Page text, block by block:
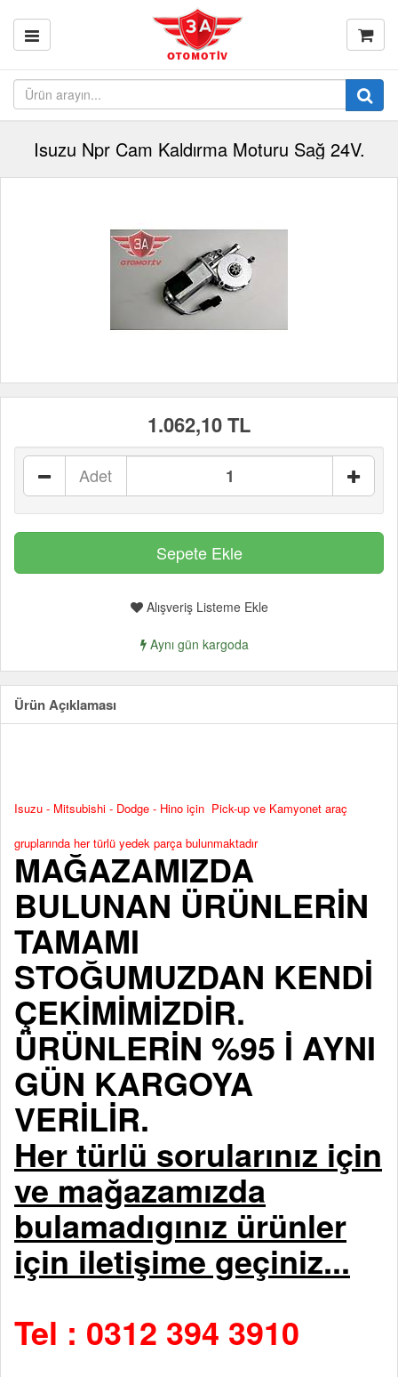
Isuzu Npr Cam Kaldırma Moturu Sağ 24V.
1.062,10 TL
Adet
Alışveriş Listeme Ekle
Aynı gün kargoda
Ürün Açıklaması
Isuzu - Mitsubishi - Dodge - Hino için Pick-up ve Kamyonet araç
gruplarında her türlü yedek parça bulunmaktadır
MAĞAZAMIZDA
BULUNAN ÜRÜNLERİN
TAMAMI
STOĞUMUZDAN KENDİ
ÇEKİMİMİZDİR.
ÜRÜNLERİN %95 İ AYNI
GÜN KARGOYA
VERİLİR.
Her türlü sorularınız için
ve mağazamızda
bulamadıgınız ürünler
için iletişime geçiniz...
Tel : 0312 394 3910